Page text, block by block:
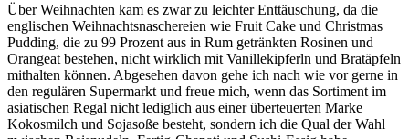
Über Weihnachten kam es zwar zu leichter Enttäuschung, da die
englischen Weihnachtsnaschereien wie Fruit Cake und Christmas
Pudding, die zu 99 Prozent aus in Rum getränkten Rosinen und
Orangeat bestehen, nicht wirklich mit Vanillekipferln und Bratäpfeln
mithalten können. Abgesehen davon gehe ich nach wie vor gerne in
den regulären Supermarkt und freue mich, wenn das Sortiment im
asiatischen Regal nicht lediglich aus einer überteuerten Marke
Kokosmilch und Sojasoße besteht, sondern ich die Qual der Wahl